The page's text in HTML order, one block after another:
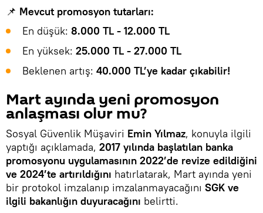
📌 Mevcut promosyon tutarları:
En düşük: 8.000 TL - 12.000 TL
En yüksek: 25.000 TL - 27.000 TL
Beklenen artış: 40.000 TL’ye kadar çıkabilir!
Mart ayında yeni promosyon
anlaşması olur mu?
Sosyal Güvenlik Müşaviri Emin Yılmaz, konuyla ilgili
yaptığı açıklamada, 2017 yılında başlatılan banka
promosyonu uygulamasının 2022’de revize edildiğini
ve 2024’te artırıldığını hatırlatarak, Mart ayında yeni
bir protokol imzalanıp imzalanmayacağını SGK ve
ilgili bakanlığın duyuracağını belirtti.